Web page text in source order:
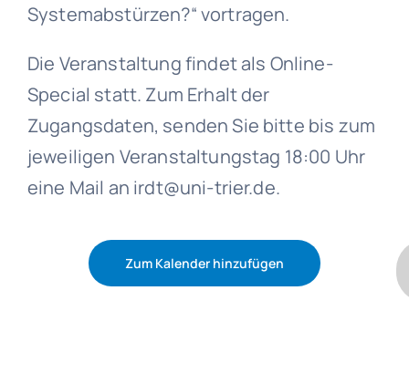
Systemabstürzen?“ vortragen.
Die Veranstaltung findet als Online-
Special statt. Zum Erhalt der
Zugangsdaten, senden Sie bitte bis zum
jeweiligen Veranstaltungstag 18:00 Uhr
eine Mail an irdt@uni-trier.de.
Zum Kalender hinzufügen